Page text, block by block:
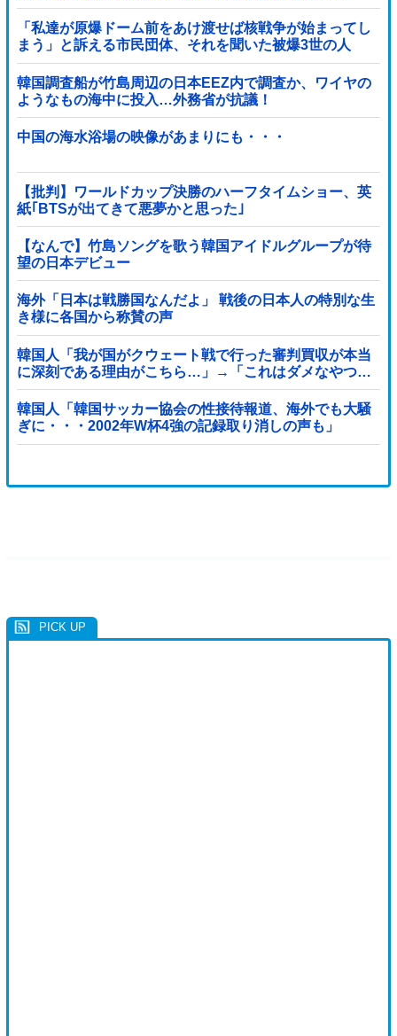
「私達が原爆ドーム前をあけ渡せば核戦争が始まってし
まう」と訴える市民団体、それを聞いた被爆3世の人
が……
韓国調査船が竹島周辺の日本EEZ内で調査か、ワイヤの
ようなもの海中に投入…外務省が抗議！
中国の海水浴場の映像があまりにも・・・
【批判】ワールドカップ決勝のハーフタイムショー、英
紙｢BTSが出てきて悪夢かと思った｣
【なんで】竹島ソングを歌う韓国アイドルグループが待
望の日本デビュー
海外「日本は戦勝国なんだよ」 戦後の日本人の特別な生
き様に各国から称賛の声
韓国人「我が国がクウェート戦で行った審判買収が本当
に深刻である理由がこちら…」→「これはダメなやつ…
（ブルブル」＝韓国の反応
韓国人「韓国サッカー協会の性接待報道、海外でも大騒
ぎに・・・2002年W杯4強の記録取り消しの声も」
→「マジで国の恥だ」「2002年まで疑う価値がある」